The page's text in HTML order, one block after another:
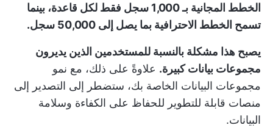
الخطط المجانية بـ 1,000 سجل فقط لكل قاعدة، بينما
تسمح الخطط الاحترافية بما يصل إلى 50,000 سجل.
يصبح هذا مشكلة بالنسبة للمستخدمين الذين يديرون
مجموعات بيانات كبيرة. علاوةً على ذلك، مع نمو
مجموعات البيانات الخاصة بك، ستضطر إلى التصدير إلى
منصات قابلة للتطوير للحفاظ على الكفاءة وسلامة
البيانات.